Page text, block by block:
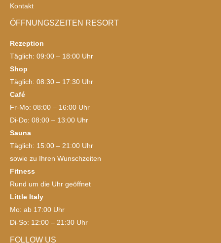
Kontakt
ÖFFNUNGSZEITEN RESORT
Rezeption
Täglich: 09:00 – 18:00 Uhr
Shop
Täglich: 08:30 – 17:30 Uhr
Café
Fr-Mo: 08:00 – 16:00 Uhr
Di-Do: 08:00 – 13:00 Uhr
Sauna
Täglich: 15:00 – 21:00 Uhr
sowie zu Ihren Wunschzeiten
Fitness
Rund um die Uhr geöffnet
Little Italy
Mo: ab 17:00 Uhr
Di-So: 12:00 – 21:30 Uhr
FOLLOW US